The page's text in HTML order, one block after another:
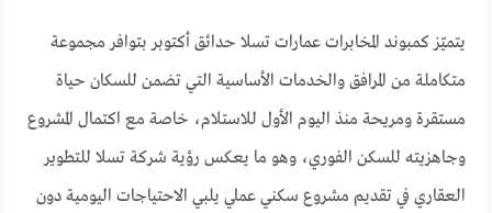
يتميّز كمبوند المخابرات عمارات تسلا حدائق أكتوبر بتوافر مجموعة
متكاملة من المرافق والخدمات الأساسية التي تضمن للسكان حياة
مستقرة ومريحة منذ اليوم الأول للاستلام، خاصة مع اكتمال المشروع
وجاهزيته للسكن الفوري، وهو ما يعكس رؤية شركة تسلا للتطوير
العقاري في تقديم مشروع سكني عملي يلبي الاحتياجات اليومية دون